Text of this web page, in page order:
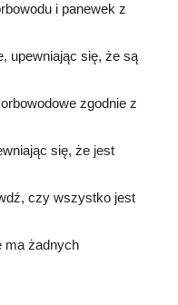
i panewek z
upewniając się, że są
zgodnie z
się, że jest
czy wszystko jest
ma żadnych